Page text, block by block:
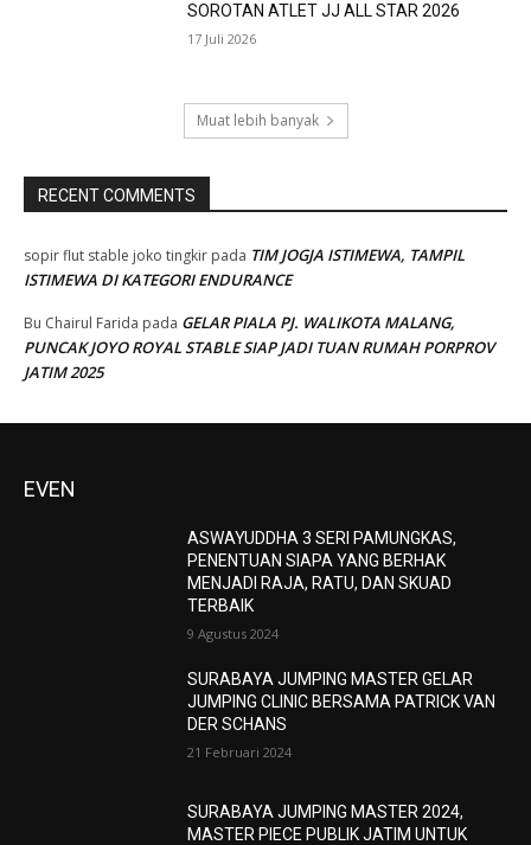
SOROTAN ATLET JJ ALL STAR 2026
17 Juli 2026
Muat lebih banyak
RECENT COMMENTS
sopir flut stable joko tingkir pada TIM JOGJA ISTIMEWA, TAMPIL
ISTIMEWA DI KATEGORI ENDURANCE
Bu Chairul Farida pada GELAR PIALA PJ. WALIKOTA MALANG,
PUNCAK JOYO ROYAL STABLE SIAP JADI TUAN RUMAH PORPROV
JATIM 2025
EVEN
ASWAYUDDHA 3 SERI PAMUNGKAS,
PENENTUAN SIAPA YANG BERHAK
MENJADI RAJA, RATU, DAN SKUAD
TERBAIK
9 Agustus 2024
SURABAYA JUMPING MASTER GELAR
JUMPING CLINIC BERSAMA PATRICK VAN
DER SCHANS
21 Februari 2024
SURABAYA JUMPING MASTER 2024,
MASTER PIECE PUBLIK JATIM UNTUK